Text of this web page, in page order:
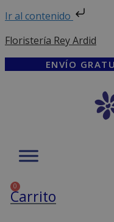
Ir al contenido
al
contenido
Floristería Rey Ardid
ENVÍO
0
Carrito